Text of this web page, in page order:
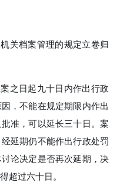
关档案管理的规定立卷归
之日起九十日内作出行政
，不能在规定期限内作出
准，可以延长三十日。案
延期仍不能作出行政处罚
论决定是否再次延期，决
超过六十日。